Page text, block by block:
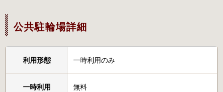
公共駐輪場詳細
利用形態 一時利用のみ
一時利用 無料